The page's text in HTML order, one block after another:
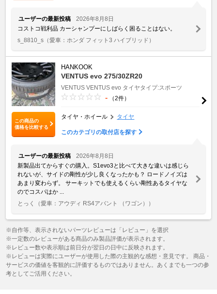
ユーザーの最新投稿
2026年8月8日
コストコ戦利品 カーシャンプーにしばらく困ることはない。
s_8810_s （愛車：ホンダ フィット3 ハイブリッド）
この商品の
価格を比較する
HANKOOK
VENTUS evo 275/30ZR20
VENTUS VENTUS evo タイヤタイプ:スポーツ
- （2件）
タイヤ・ホイール タイヤ
このカテゴリの取付店を探す
ユーザーの最新投稿
2026年8月8日
新製品出てからすぐの購入。S1evo3と比べて大きな違いは感じら
れないが、サイドの剛性が少し良くなったかも？ ロードノイズは
あまり変わらず。 サーキットでも使えるくらい剛性あるタイヤな
のでコスパはか ...
とっく
（愛車：アウディ RS4アバント （ワゴン））
※自作等、表示されないパーツレビューは「レビュー」を選択
※一定数のレビューがある商品のみ製品評価が表示されます。
※レビュー数や表示順は前日分が翌日の日中に反映されます。
※レビューは実際にユーザーが使用した際の主観的な感想・意見です。 商品・
サービスの価値を客観的に評価するものではありません。あくまでも一つの参
考としてご活用ください。